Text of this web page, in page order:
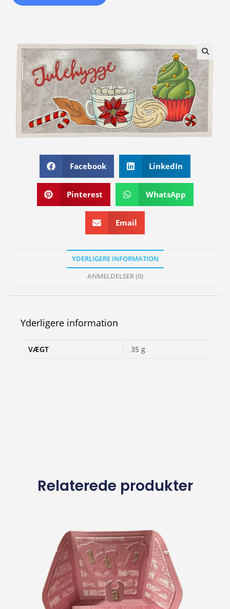
Facebook LinkedIn
Pinterest WhatsApp
Email
YDERLIGERE INFORMATION
ANMELDELSER (0)
Yderligere information
VÆGT 35 g
Relaterede produkter